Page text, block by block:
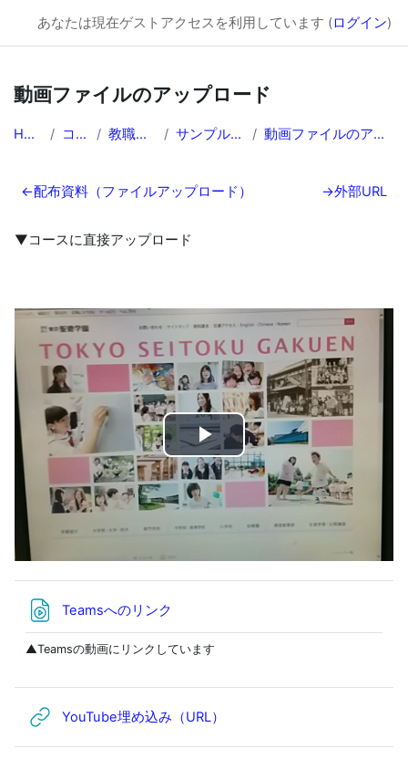
メインコンテンツへスキップする
SEITOKU Moodle☆彡（2025）
あなたは現在ゲストアクセスを利用しています (ログイン)
動画ファイルのアップロード
Home コース 教職員向け サンプルコース 動画ファイルのアップロード
セクションアウトライン
←配布資料（ファイルアップロード） →外部URL
▼コースに直接アップロード
ビ
デ
オ
を
生
る
Teamsへのリンク
▲Teamsの動画にリンクしています
YouTube埋め込み（URL）